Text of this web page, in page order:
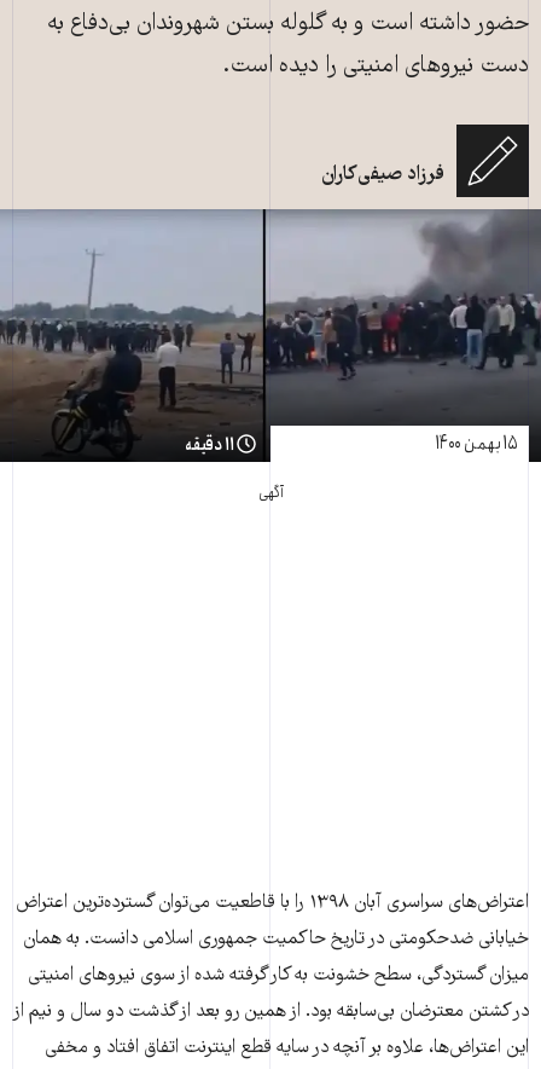
حضور داشته است و به گلوله بستن شهروندان بی‌دفاع به
دست نیروهای امنیتی را دیده است.
فرزاد صیفی‌کاران
۱۵ بهمن ۱۴۰۰ ۱۱ دقیقه
آگهی
اعتراض‌های سراسری آبان ۱۳۹۸ را با قاطعیت می‌توان گسترده‌ترین اعتراض
خیابانی ضدحکومتی در تاریخ حاکمیت جمهوری اسلامی دانست. به همان
میزان گستردگی، سطح خشونت به کار گرفته شده از سوی نیروهای امنیتی
در کشتن معترضان بی‌سابقه بود. از همین رو بعد از گذشت دو سال و نیم از
این اعتراض‌ها، علاوه بر آنچه در سایه قطع اینترنت اتفاق افتاد و مخفی